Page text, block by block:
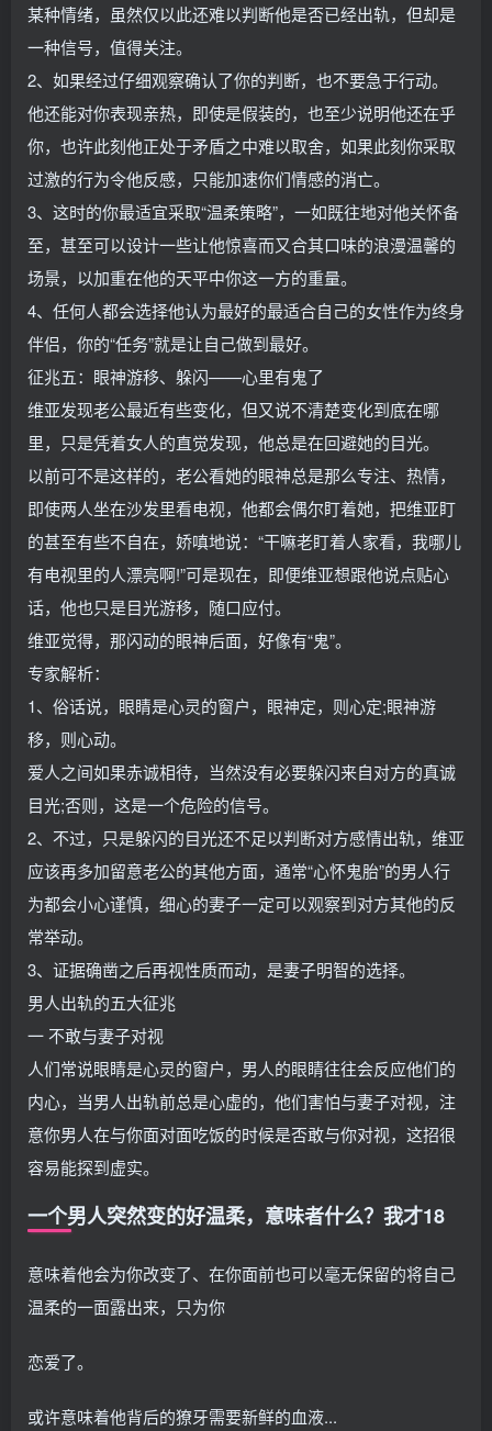
某种情绪，虽然仅以此还难以判断他是否已经出轨，但却是
一种信号，值得关注。
2、如果经过仔细观察确认了你的判断，也不要急于行动。
他还能对你表现亲热，即使是假装的，也至少说明他还在乎
你，也许此刻他正处于矛盾之中难以取舍，如果此刻你采取
过激的行为令他反感，只能加速你们情感的消亡。
3、这时的你最适宜采取“温柔策略”，一如既往地对他关怀备
至，甚至可以设计一些让他惊喜而又合其口味的浪漫温馨的
场景，以加重在他的天平中你这一方的重量。
4、任何人都会选择他认为最好的最适合自己的女性作为终身
伴侣，你的“任务”就是让自己做到最好。
征兆五：眼神游移、躲闪——心里有鬼了
维亚发现老公最近有些变化，但又说不清楚变化到底在哪
里，只是凭着女人的直觉发现，他总是在回避她的目光。
以前可不是这样的，老公看她的眼神总是那么专注、热情，
即使两人坐在沙发里看电视，他都会偶尔盯着她，把维亚盯
的甚至有些不自在，娇嗔地说：“干嘛老盯着人家看，我哪儿
有电视里的人漂亮啊!”可是现在，即便维亚想跟他说点贴心
话，他也只是目光游移，随口应付。
维亚觉得，那闪动的眼神后面，好像有“鬼”。
专家解析：
1、俗话说，眼睛是心灵的窗户，眼神定，则心定;眼神游
移，则心动。
爱人之间如果赤诚相待，当然没有必要躲闪来自对方的真诚
目光;否则，这是一个危险的信号。
2、不过，只是躲闪的目光还不足以判断对方感情出轨，维亚
应该再多加留意老公的其他方面，通常“心怀鬼胎”的男人行
为都会小心谨慎，细心的妻子一定可以观察到对方其他的反
常举动。
3、证据确凿之后再视性质而动，是妻子明智的选择。
男人出轨的五大征兆
一 不敢与妻子对视
人们常说眼睛是心灵的窗户，男人的眼睛往往会反应他们的
内心，当男人出轨前总是心虚的，他们害怕与妻子对视，注
意你男人在与你面对面吃饭的时候是否敢与你对视，这招很
容易能探到虚实。
一个男人突然变的好温柔，意味者什么？我才18
意味着他会为你改变了、在你面前也可以毫无保留的将自己
温柔的一面露出来，只为你
恋爱了。
或许意味着他背后的獠牙需要新鲜的血液...